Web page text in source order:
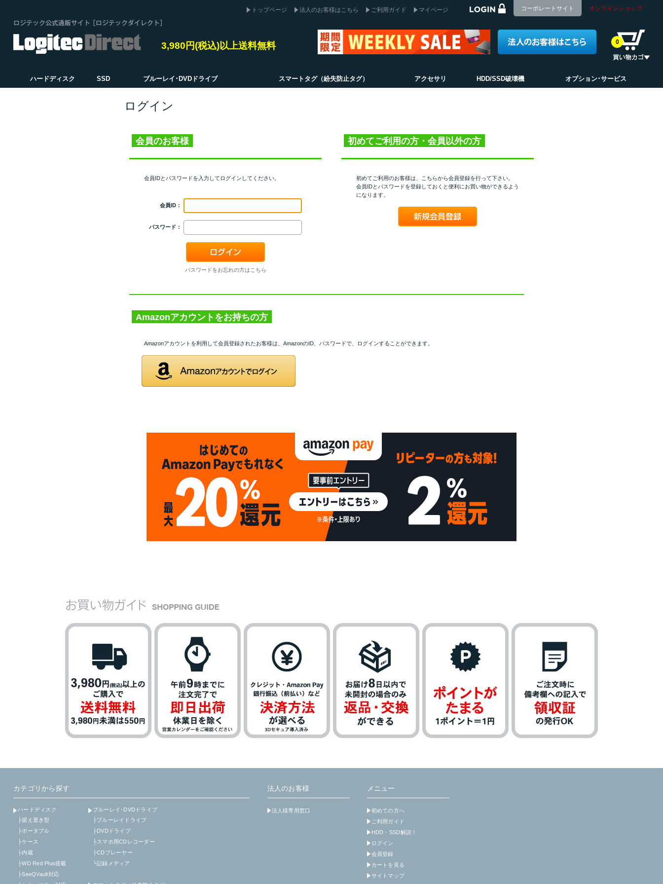
トップページ 法人のお客様はこちら ご利用ガイド マイページ コーポレートサイト オンラインショップ
3,980円(税込)以上送料無料 0
ハードディスク SSD ブルーレイ･DVDドライブ スマートタグ（紛失防止タグ） アクセサリ HDD/SSD破壊機 オプション･サービス
ログイン
会員のお客様
会員IDとパスワードを入力してログインしてください。
会員ID：
パスワード：
パスワードをお忘れの方はこちら
初めてご利用の方・会員以外の方
初めてご利用のお客様は、こちらから会員登録を行って下さい。
会員IDとパスワードを登録しておくと便利にお買い物ができるよう
になります。
Amazonアカウントをお持ちの方
Amazonアカウントを利用して会員登録されたお客様は、AmazonのID、パスワードで、ログインすることができます。
カテゴリから探す
ハードディスク
├据え置き型
├ポータブル
├ケース
├内蔵
├WD Red Plus搭載
├SeeQVault対応
ブルーレイ･DVDドライブ
├ブルーレイドライブ
├DVDドライブ
├スマホ用CDレコーダー
├CDプレーヤー
└記録メディア
法人のお客様
法人様専用窓口
メニュー
初めての方へ
ご利用ガイド
HDD・SSD解説！
ログイン
会員登録
カートを見る
サイトマップ